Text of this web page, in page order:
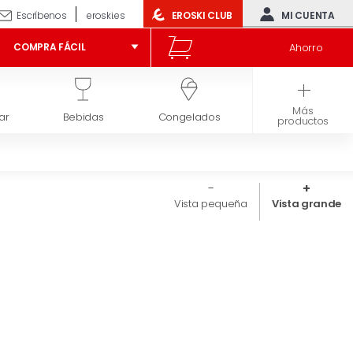
Escríbenos eroski.es EROSKI CLUB MI CUENTA
COMPRA FÁCIL Ahorro
Bebidas Congelados Higiene y belleza
Más
productos
Vista pequeña Vista grande